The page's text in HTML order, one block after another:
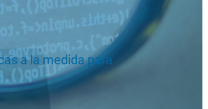
a la medida para